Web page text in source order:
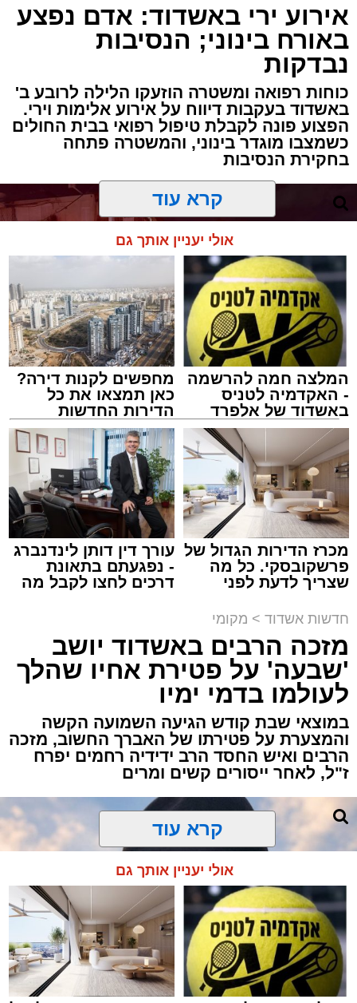
אירוע ירי באשדוד: אדם נפצע
באורח בינוני; הנסיבות
נבדקות
כוחות רפואה ומשטרה הוזעקו הלילה לרובע ב'
באשדוד בעקבות דיווח על אירוע אלימות וירי.
הפצוע פונה לקבלת טיפול רפואי בבית החולים
כשמצבו מוגדר בינוני, והמשטרה פתחה
בחקירת הנסיבות
צילום: שמחה חסיד הצלה דרום
מערכת האתר / 00:47 09.08.26
תגים:אשדוד , ירי
אירוע ירי חמור התרחש לפני שעה קלה ברובע ב'
באשדוד, כתוצאה ממנו נפצע גבר כבן 30 באורח
בינוני.
כוחות ההצלה ומד"א יחד עם מתנדבי "הצלה
דרום" ו"איחוד הצלה" הוזעקו לזירה בעקבות דיווח
על אירוע אלימות וירי.
החובשים והפרמדיקים שהגיעו למקום העניקו
לפצוע טיפול רפואי ראשוני, ולאחר מכן הוא פונה
להמשך טיפול בבית החולים כשמצבו מוגדר בינוני.
כוחות משטרה שהגיעו למקום סגרו את הזירה
ופתחו בחקירה לבדיקת נסיבות האירוע ולאיתור
החשודים.
בעקבות הירי, כל היציאות מאשדוד חסומות
באמצעות מחסומים משטרתיים בניסיון ללכוד את
קרא עוד
אולי יעניין אותך גם
המלצה חמה להרשמה
- האקדמיה לטניס
באשדוד של אלפרד
קריאולנסקי - לילדים
מחפשים לקנות דירה?
כאן תמצאו את כל
הדירות החדשות
למכירה באשדוד >>>
מכרז הדירות הגדול של
פרשקובסקי. כל מה
שצריך לדעת לפני
באשדוד
עורך דין דותן לינדנברג
- נפגעתם בתאונת
דרכים לחצו לקבל מה
חדשות אשדוד > מקומי
מזכה הרבים באשדוד יושב
'שבעה' על פטירת אחיו שהלך
לעולמו בדמי ימיו
במוצאי שבת קודש הגיעה השמועה הקשה
והמצערת על פטירתו של האברך החשוב, מזכה
הרבים ואיש החסד הרב ידידיה רחמים יפרח
ז"ל, לאחר ייסורים קשים ומרים
קרא עוד
אולי יעניין אותך גם